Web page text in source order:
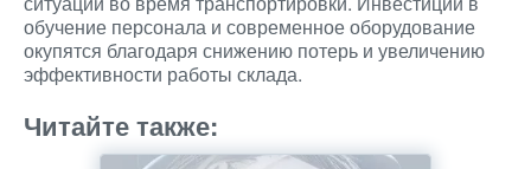
обучение персонала и современное оборудование
окупятся благодаря снижению потерь и увеличению
эффективности работы склада.
Читайте также: